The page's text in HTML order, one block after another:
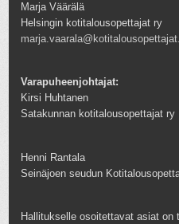
Marja Väärälä
Helsingin kotitalousopettajat ry
Varapuheenjohtajat:
Kirsi Huhtanen
Satakunnan kotitalousopettajat ry
Henni Rantala
Seinäjoen seudun
Hallitukselle osoitettavat asiat on